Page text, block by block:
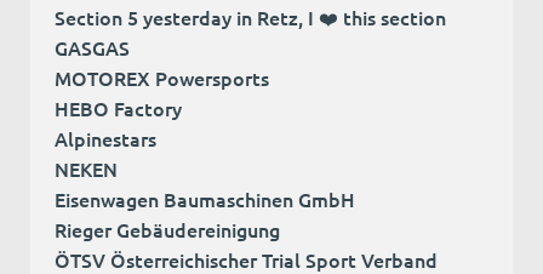
Section 5 yesterday in Retz, I ❤️ this section
GASGAS
MOTOREX Powersports
HEBO Factory
Alpinestars
NEKEN
Eisenwagen Baumaschinen GmbH
Rieger Gebäudereinigung
ÖTSV Österreichischer Trial Sport Verband